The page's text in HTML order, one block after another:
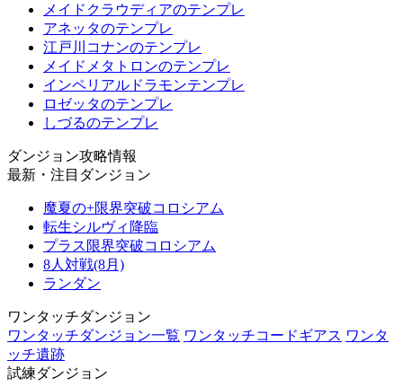
メイドクラウディアのテンプレ
アネッタのテンプレ
江戸川コナンのテンプレ
メイドメタトロンのテンプレ
インペリアルドラモンテンプレ
ロゼッタのテンプレ
しづるのテンプレ
ダンジョン攻略情報
最新・注目ダンジョン
魔夏の+限界突破コロシアム
転生シルヴィ降臨
プラス限界突破コロシアム
8人対戦(8月)
ランダン
ワンタッチダンジョン
ワンタッチダンジョン一覧 ワンタッチコードギアス ワンタ
ッチ遺跡
試練ダンジョン